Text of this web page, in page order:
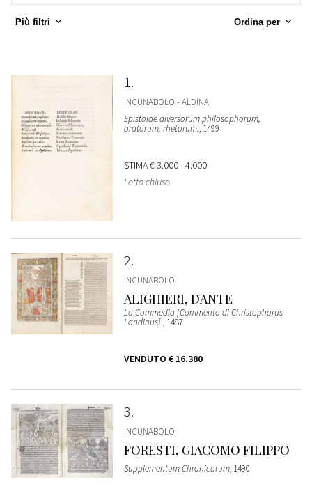
Più filtri Ordina per
1
INCUNABOLO - ALDINA
Epistolae diversorum philosophorum,
oratorum, rhetorum., 1499
STIMA€ 3.000 - 4.000
Lotto chiuso
2
INCUNABOLO
ALIGHIERI, DANTE
La Commedia [Commento di Christophorus
Landinus]., 1487
VENDUTO € 16.380
3
INCUNABOLO
FORESTI, GIACOMO FILIPPO
Supplementum Chronicarum, 1490